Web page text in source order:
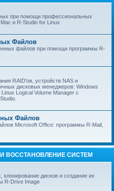
r
при помощи профессиональных
и R-Studio for Linux
Файлов
файлов при помощи программы R-
RAID'ов, устройств NAS и
дисковых менеджеров: Windows
Logical Volume Manager с
Файлов
Microsoft Office: программы R-Mail,
ВОССТАНОВЛЕНИЕ СИСТЕМ
клонирование дисков и создание их
R-Drive Image